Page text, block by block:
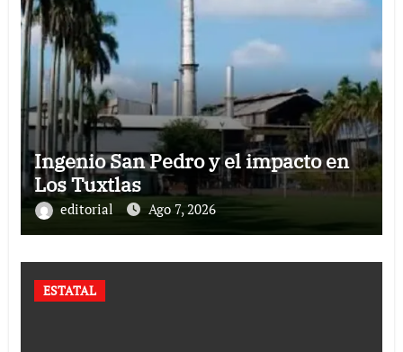
Ingenio San Pedro y el impacto en
Los Tuxtlas
editorial Ago 7, 2026
ESTATAL